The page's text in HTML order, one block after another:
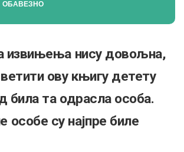
ОБАВЕЗНО
извињења нису довољна,
ову књигу детету
била та одрасла особа.
особе су најпре биле